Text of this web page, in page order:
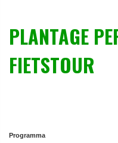
PLANTAGE
FIETSTOUR
Programma